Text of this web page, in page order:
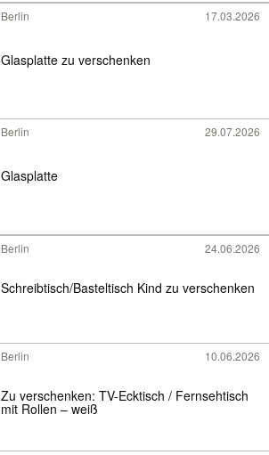
Berlin 17.03.2026
Glasplatte zu verschenken
Berlin 29.07.2026
Glasplatte
Berlin 24.06.2026
Schreibtisch/Basteltisch Kind zu verschenken
Berlin 10.06.2026
Zu verschenken: TV-Ecktisch / Fernsehtisch
mit Rollen – weiß